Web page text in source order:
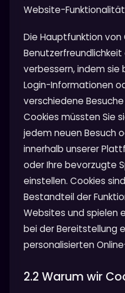
Website-
Die Hauptfunktion
verbessern, indem sie
Login-Informationen
verschiedene
Cookies müssten Sie
jedem neuen Besuch
innerhalb unserer
oder Ihre bevorzugte
einstellen. Cookies
Bestandteil der
Websites und spielen
bei der Bereitstellung
personalisierten
2.2 Warum wir